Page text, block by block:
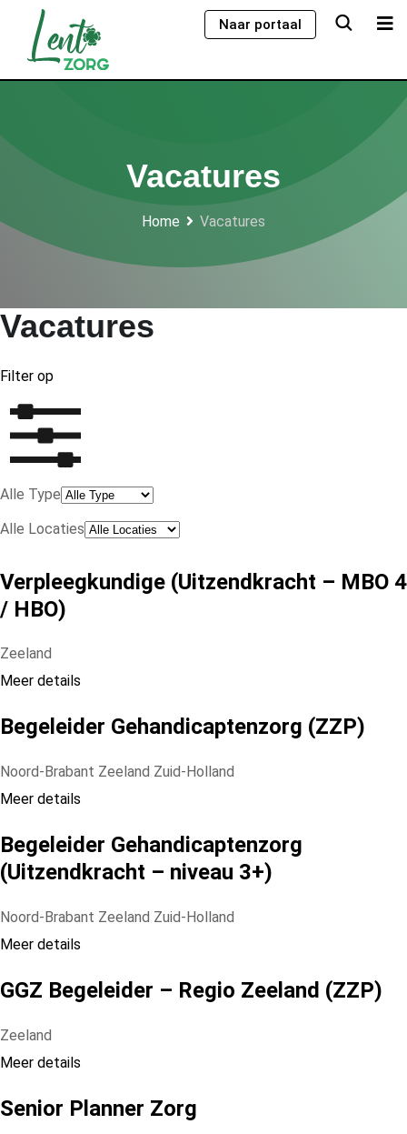
content
Naar portaal
Vacatures
Home Vacatures
Vacatures
Filter op
Alle Type
Alle Locaties
Verpleegkundige (Uitzendkracht – MBO 4
/ HBO)
Zeeland
Meer details
Begeleider Gehandicaptenzorg (ZZP)
Noord-Brabant Zeeland Zuid-Holland
Meer details
Begeleider Gehandicaptenzorg
(Uitzendkracht – niveau 3+)
Noord-Brabant Zeeland Zuid-Holland
Meer details
GGZ Begeleider – Regio Zeeland (ZZP)
Zeeland
Meer details
Senior Planner Zorg